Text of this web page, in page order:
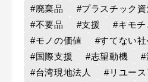
#廃棄品
#プラスチック
#不要品
#支援 #キモチ
#モノの価値
#すてない社
#国際支援
#志望動機 #
#台湾現地法人
#リユー